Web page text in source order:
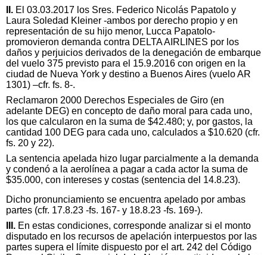
II. El 03.03.2017 los Sres. Federico Nicolás Papatolo y
Laura Soledad Kleiner -ambos por derecho propio y en
representación de su hijo menor, Lucca Papatolo-
promovieron demanda contra DELTA AIRLINES por los
daños y perjuicios derivados de la denegación de embarque
del vuelo 375 previsto para el 15.9.2016 con origen en la
ciudad de Nueva York y destino a Buenos Aires (vuelo AR
1301) –cfr. fs. 8-.
Reclamaron 2000 Derechos Especiales de Giro (en
adelante DEG) en concepto de daño moral para cada uno,
los que calcularon en la suma de $42.480; y, por gastos, la
cantidad 100 DEG para cada uno, calculados a $10.620 (cfr.
fs. 20 y 22).
La sentencia apelada hizo lugar parcialmente a la demanda
y condenó a la aerolínea a pagar a cada actor la suma de
$35.000, con intereses y costas (sentencia del 14.8.23).
Dicho pronunciamiento se encuentra apelado por ambas
partes (cfr. 17.8.23 -fs. 167- y 18.8.23 -fs. 169-).
III. En estas condiciones, corresponde analizar si el monto
disputado en los recursos de apelación interpuestos por las
partes supera el límite dispuesto por el art. 242 del Código